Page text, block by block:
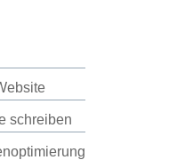
schreiben